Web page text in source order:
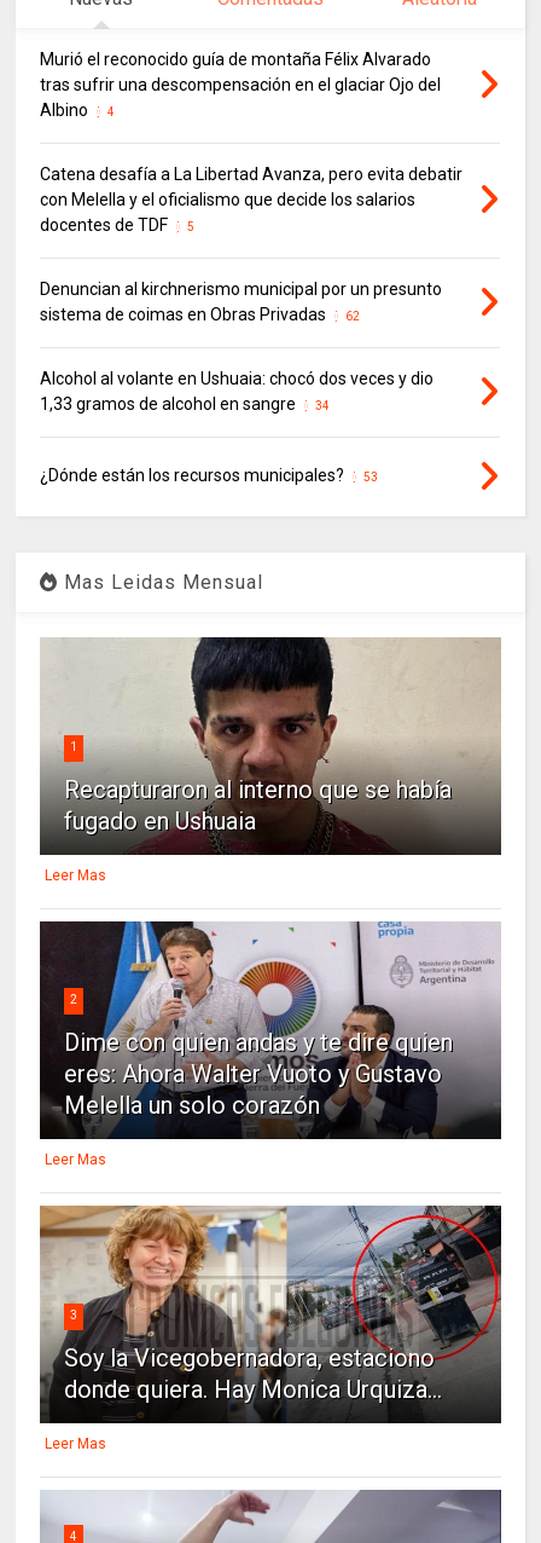
Murió el reconocido guía de montaña Félix Alvarado
tras sufrir una descompensación en el glaciar Ojo del
Albino
4
Catena desafía a La Libertad Avanza, pero evita debatir
con Melella y el oficialismo que decide los salarios
docentes de TDF
5
Denuncian al kirchnerismo municipal por un presunto
sistema de coimas en Obras Privadas
62
Alcohol al volante en Ushuaia: chocó dos veces y dio
1,33 gramos de alcohol en sangre
34
¿Dónde están los recursos municipales? 53
Mas Leidas Mensual
1
Recapturaron al interno que se había
fugado en Ushuaia
Leer Mas
2
Dime con quien andas y te dire quien
eres: Ahora Walter Vuoto y Gustavo
Melella un solo corazón
Leer Mas
3
Soy la Vicegobernadora, estaciono
donde quiera. Hay Monica Urquiza...
Leer Mas
4